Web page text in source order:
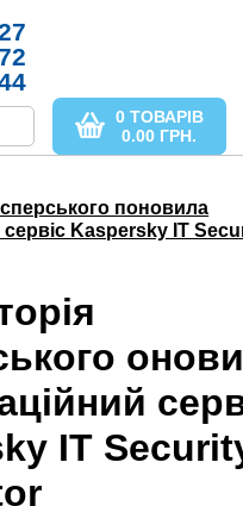
0 ТОВАРІВ
0.00 ГРН.
поновила
Kaspersky IT
IT